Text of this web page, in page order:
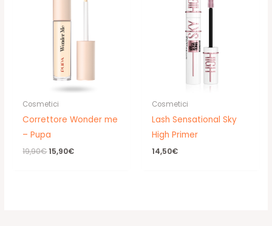
Cosmetici
Correttore Wonder me
– Pupa
19,90€Il
15,90€Il
Cosmetici
Lash Sensational Sky
High Primer
14,50€